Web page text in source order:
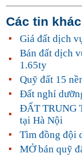
Các tin khác
Giá đất dịch
Bán đất dịch
1.65ty
Quỹ đất 15
Đất nghỉ
ĐẤT TRUNG
tại Hà Nội
Tìm đồng đội
MỞ bán quỹ